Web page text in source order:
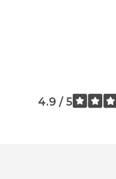
4.9 / 5